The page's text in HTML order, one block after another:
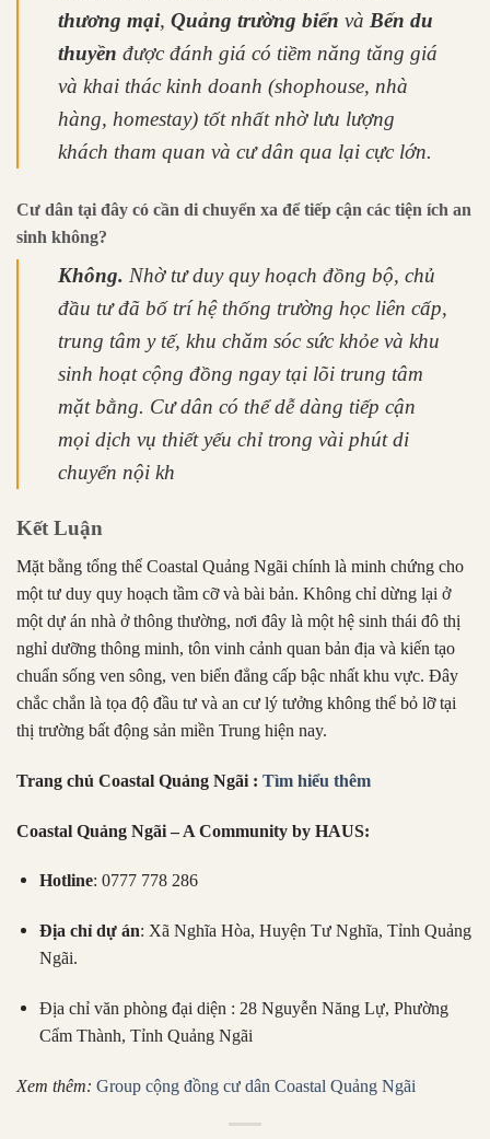
thương mại, Quảng trường biển và Bến du
thuyền được đánh giá có tiềm năng tăng giá
và khai thác kinh doanh (shophouse, nhà
hàng, homestay) tốt nhất nhờ lưu lượng
khách tham quan và cư dân qua lại cực lớn.
Cư dân tại đây có cần di chuyển xa để tiếp cận các tiện ích an
sinh không?
Không. Nhờ tư duy quy hoạch đồng bộ, chủ
đầu tư đã bố trí hệ thống trường học liên cấp,
trung tâm y tế, khu chăm sóc sức khỏe và khu
sinh hoạt cộng đồng ngay tại lõi trung tâm
mặt bằng. Cư dân có thể dễ dàng tiếp cận
mọi dịch vụ thiết yếu chỉ trong vài phút di
chuyển nội kh
Kết Luận
Mặt bằng tổng thể Coastal Quảng Ngãi chính là minh chứng cho
một tư duy quy hoạch tầm cỡ và bài bản. Không chỉ dừng lại ở
một dự án nhà ở thông thường, nơi đây là một hệ sinh thái đô thị
nghỉ dưỡng thông minh, tôn vinh cảnh quan bản địa và kiến tạo
chuẩn sống ven sông, ven biển đẳng cấp bậc nhất khu vực. Đây
chắc chắn là tọa độ đầu tư và an cư lý tưởng không thể bỏ lỡ tại
thị trường bất động sản miền Trung hiện nay.
Trang chủ Coastal Quảng Ngãi : Tìm hiểu thêm
Coastal Quảng Ngãi – A Community by HAUS:
Hotline: 0777 778 286
Địa chỉ dự án: Xã Nghĩa Hòa, Huyện Tư Nghĩa, Tỉnh Quảng
Ngãi.
Địa chỉ văn phòng đại diện : 28 Nguyễn Năng Lự, Phường
Cẩm Thành, Tỉnh Quảng Ngãi
Xem thêm: Group cộng đồng cư dân Coastal Quảng Ngãi